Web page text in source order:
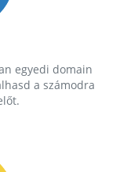
egyedi domain
a számodra